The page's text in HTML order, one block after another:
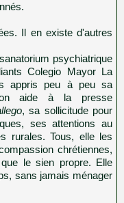
Il en existe d'autres
psychiatrique
Colegio Mayor La
appris peu à peu sa
aide à la presse
, sa sollicitude pour
ses attentions au
rurales. Tous, elle les
chrétiennes,
le sien propre. Elle
sans jamais ménager